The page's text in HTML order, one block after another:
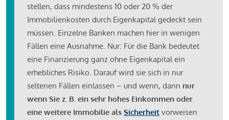
stellen, dass mindestens 10 oder 20 % der
Immobilienkosten durch Eigenkapital gedeckt sein
müssen. Einzelne Banken machen hier in wenigen
Fällen eine Ausnahme. Nur: Für die Bank bedeutet
eine Finanzierung ganz ohne Eigenkapital ein
erhebliches Risiko. Darauf wird sie sich in nur
seltenen Fällen einlassen – und wenn, dann nur
wenn Sie z. B. ein sehr hohes Einkommen oder
eine weitere Immobilie als Sicherheit vorweisen